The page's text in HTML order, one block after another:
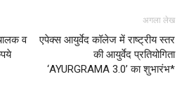
व
अगला लेख
एपेक्स आयुर्वेद कॉलेज में राष्ट्रीय स्तर
की आयुर्वेद प्रतियोगिता
‘AYURGRAMA 3.0’ का शुभारंभ*